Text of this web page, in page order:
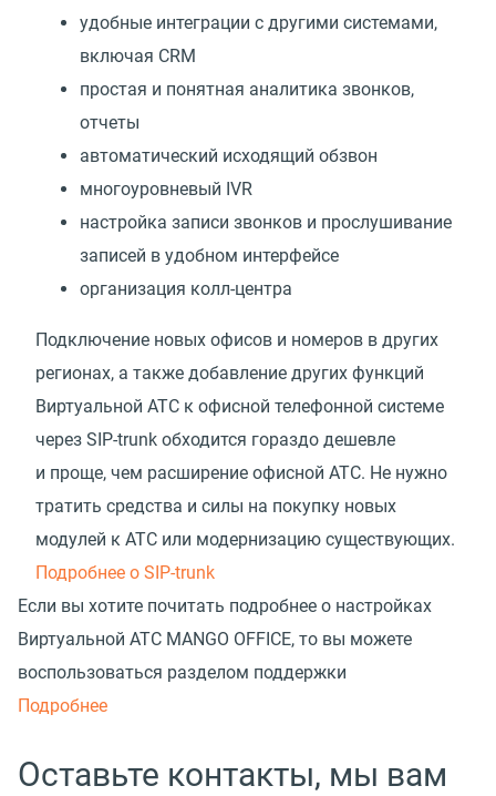
удобные интеграции с другими системами,
включая CRM
простая и понятная аналитика звонков,
отчеты
автоматический исходящий обзвон
многоуровневый IVR
настройка записи звонков и прослушивание
записей в удобном интерфейсе
организация колл-центра
Подключение новых офисов и номеров в других
регионах, а также добавление других функций
Виртуальной АТС к офисной телефонной системе
через SIP-trunk обходится гораздо дешевле
и проще, чем расширение офисной АТС. Не нужно
тратить средства и силы на покупку новых
модулей к АТС или модернизацию существующих.
Подробнее о SIP-trunk
Если вы хотите почитать подробнее о настройках
Виртуальной АТС MANGO OFFICE, то вы можете
воспользоваться разделом поддержки
Подробнее
Оставьте контакты, мы вам